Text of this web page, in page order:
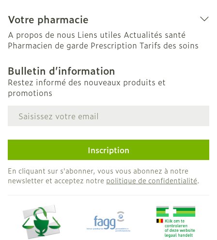
Votre pharmacie
A propos de nous Liens utiles Actualités santé
Pharmacien de garde Prescription Tarifs des soins
Bulletin d’information
Restez informé des nouveaux produits et
promotions
Adresse mail
Inscription
En cliquant sur s'abonner, vous vous abonnez à notre
newsletter et acceptez notre politique de confidentialité.